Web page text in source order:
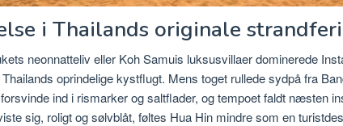
i Thailands originale
neonnatteliv eller Koh Samuis luksusvillaer dominerede
oprindelige kystflugt. Mens toget rullede sydpå fra
ind i rismarker og saltflader, og tempoet faldt næsten
sig, roligt og sølvblåt, føltes Hua Hin mindre som en